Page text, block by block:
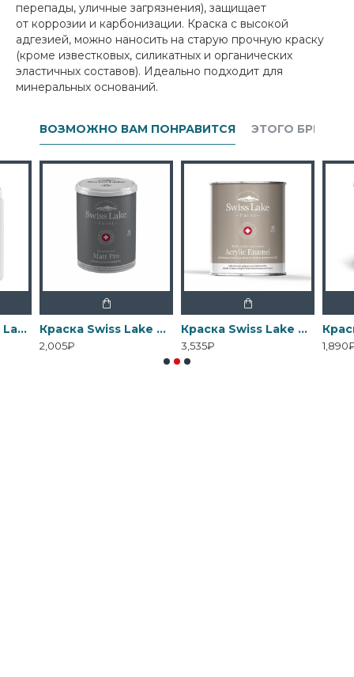
перепады, уличные загрязнения), защищает
от коррозии и карбонизации. Краска с высокой
адгезией, можно наносить на старую прочную краску
(кроме известковых, силикатных и органических
эластичных составов). Идеально подходит для
минеральных оснований.
ВОЗМОЖНО ВАМ ПОНРАВИТСЯ ЭТОГО БРЕНДА
Грунтовка Swiss Lake Wall Control универсальная для стен Краска Swiss Lake Matt Pro - Матовая водно-дисперсионная
2,005₽
Краска Swiss Lake Acrylic Enamel - Эмаль на водной основе для дерева
3,535₽